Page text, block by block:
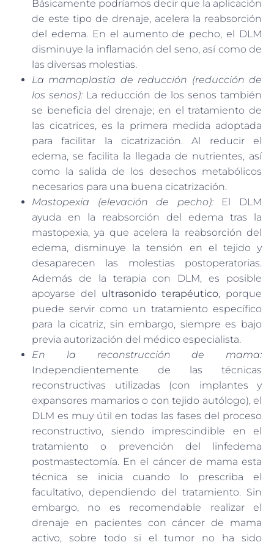
Básicamente podríamos decir que la aplicación
de este tipo de drenaje, acelera la reabsorción
del edema. En el aumento de pecho, el DLM
disminuye la inflamación del seno, así como de
las diversas molestias.
La mamoplastia de reducción (reducción de
los senos): La reducción de los senos también
se beneficia del drenaje; en el tratamiento de
las cicatrices, es la primera medida adoptada
para facilitar la cicatrización. Al reducir el
edema, se facilita la llegada de nutrientes, así
como la salida de los desechos metabólicos
necesarios para una buena cicatrización.
Mastopexia (elevación de pecho): El DLM
ayuda en la reabsorción del edema tras la
mastopexia, ya que acelera la reabsorción del
edema, disminuye la tensión en el tejido y
desaparecen las molestias postoperatorias.
Además de la terapia con DLM, es posible
apoyarse del ultrasonido terapéutico, porque
puede servir como un tratamiento específico
para la cicatriz, sin embargo, siempre es bajo
previa autorización del médico especialista.
En la reconstrucción de mama:
Independientemente de las técnicas
reconstructivas utilizadas (con implantes y
expansores mamarios o con tejido autólogo), el
DLM es muy útil en todas las fases del proceso
reconstructivo, siendo imprescindible en el
tratamiento o prevención del linfedema
postmastectomía. En el cáncer de mama esta
técnica se inicia cuando lo prescriba el
facultativo, dependiendo del tratamiento. Sin
embargo, no es recomendable realizar el
drenaje en pacientes con cáncer de mama
activo, sobre todo si el tumor no ha sido